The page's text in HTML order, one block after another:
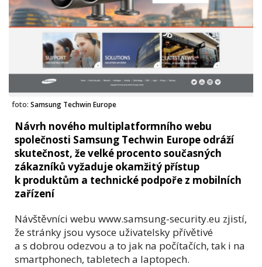
foto: Samsung Techwin Europe
Návrh nového multiplatformního webu
společnosti Samsung Techwin Europe odráží
skutečnost, že velké procento současných
zákazníků vyžaduje okamžitý přístup
k produktům a technické podpoře z mobilních
zařízení
Návštěvníci webu www.samsung-security.eu zjistí,
že stránky jsou vysoce uživatelsky přívětivé
a s dobrou odezvou a to jak na počítačích, tak i na
smartphonech, tabletech a laptopech.